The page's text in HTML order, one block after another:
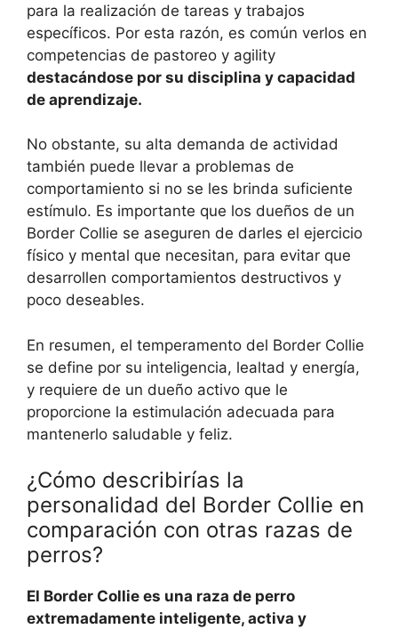
para la realización de tareas y trabajos
específicos. Por esta razón, es común verlos en
competencias de pastoreo y agility
destacándose por su disciplina y capacidad
de aprendizaje.
No obstante, su alta demanda de actividad
también puede llevar a problemas de
comportamiento si no se les brinda suficiente
estímulo. Es importante que los dueños de un
Border Collie se aseguren de darles el ejercicio
físico y mental que necesitan, para evitar que
desarrollen comportamientos destructivos y
poco deseables.
En resumen, el temperamento del Border Collie
se define por su inteligencia, lealtad y energía,
y requiere de un dueño activo que le
proporcione la estimulación adecuada para
mantenerlo saludable y feliz.
¿Cómo describirías la
personalidad del Border Collie en
comparación con otras razas de
perros?
El Border Collie es una raza de perro
extremadamente inteligente, activa y